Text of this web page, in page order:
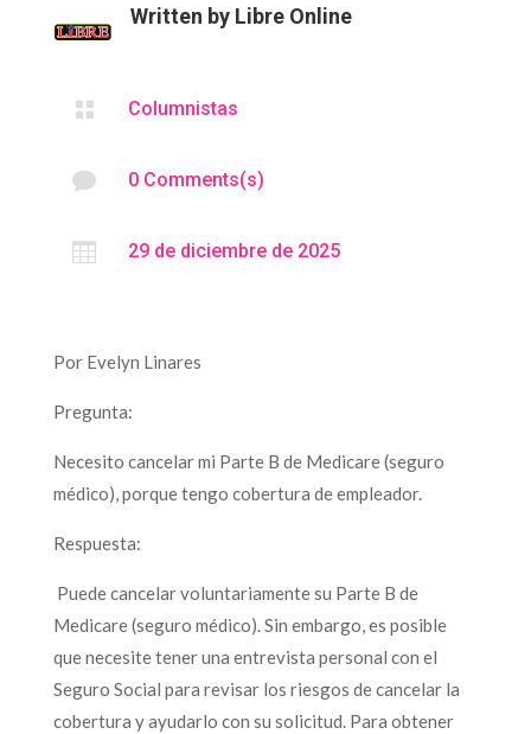
Written by Libre Online
 Columnistas
 0 Comments(s)
 29 de diciembre de 2025
Por Evelyn Linares
Pregunta:
Necesito cancelar mi Parte B de Medicare (seguro
médico), porque tengo cobertura de empleador.
Respuesta:
Puede cancelar voluntariamente su Parte B de
Medicare (seguro médico). Sin embargo, es posible
que necesite tener una entrevista personal con el
Seguro Social para revisar los riesgos de cancelar la
cobertura y ayudarlo con su solicitud. Para obtener